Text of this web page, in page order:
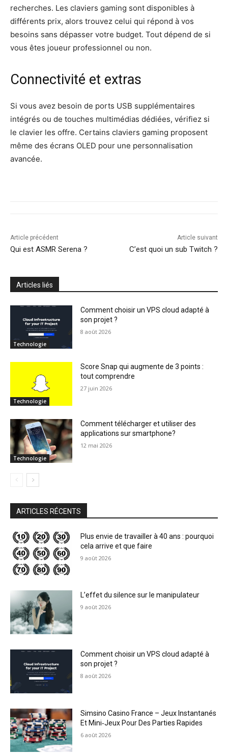
recherches. Les claviers gaming sont disponibles à
différents prix, alors trouvez celui qui répond à vos
besoins sans dépasser votre budget. Tout dépend de si
vous êtes joueur professionnel ou non.
Connectivité et extras
Si vous avez besoin de ports USB supplémentaires
intégrés ou de touches multimédias dédiées, vérifiez si
le clavier les offre. Certains claviers gaming proposent
même des écrans OLED pour une personnalisation
avancée.
Article précédent
Qui est ASMR Serena ?
Article suivant
C’est quoi un sub Twitch ?
Articles liés
Technologie
Comment choisir un VPS cloud adapté à
son projet ?
8 août 2026
Technologie
Score Snap qui augmente de 3 points :
tout comprendre
27 juin 2026
Technologie
Comment télécharger et utiliser des
applications sur smartphone?
12 mai 2026
ARTICLES RÉCENTS
Plus envie de travailler à 40 ans : pourquoi
cela arrive et que faire
9 août 2026
L’effet du silence sur le manipulateur
9 août 2026
Comment choisir un VPS cloud adapté à
son projet ?
8 août 2026
Simsino Casino France – Jeux Instantanés
Et Mini‑Jeux Pour Des Parties Rapides
6 août 2026